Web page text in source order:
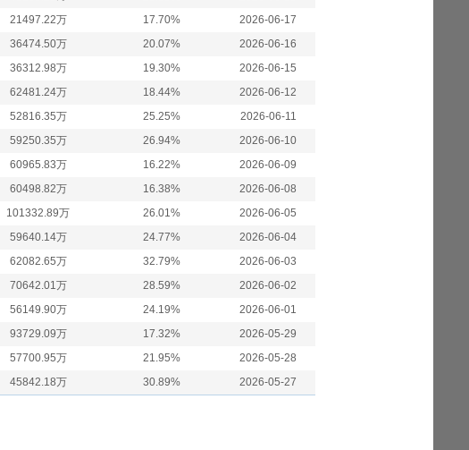
21497.22万 17.70%
2026-06-17
36474.50万 20.07%
2026-06-16
36312.98万 19.30%
2026-06-15
62481.24万 18.44%
2026-06-12
52816.35万 25.25%
2026-06-11
59250.35万 26.94%
2026-06-10
60965.83万 16.22%
2026-06-09
60498.82万 16.38%
2026-06-08
101332.89万 26.01%
2026-06-05
59640.14万 24.77%
2026-06-04
62082.65万 32.79%
2026-06-03
70642.01万 28.59%
2026-06-02
56149.90万 24.19%
2026-06-01
93729.09万 17.32%
2026-05-29
57700.95万 21.95%
2026-05-28
45842.18万 30.89% 2026-05-27